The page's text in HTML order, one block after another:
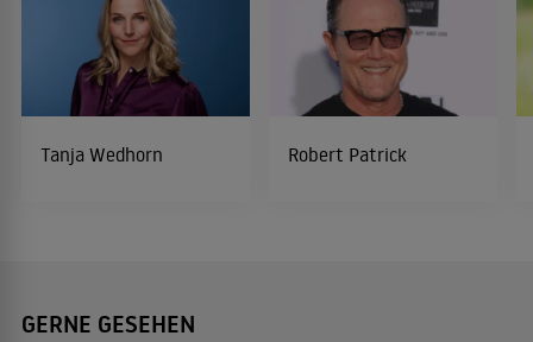
Tanja Wedhorn Robert Patrick
GERNE GESEHEN